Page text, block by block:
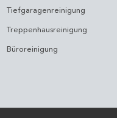
Tiefgaragenreinigung
Treppenhausreinigung
Büroreinigung